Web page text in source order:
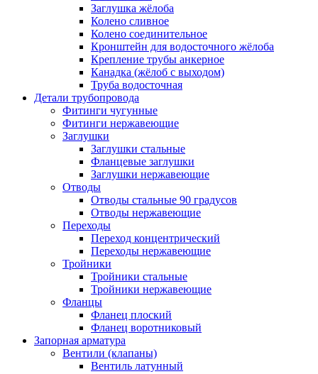
Заглушка жёлоба
Колено сливное
Колено соединительное
Кронштейн для водосточного жёлоба
Крепление трубы анкерное
Канадка (жёлоб с выходом)
Труба водосточная
Детали трубопровода
Фитинги чугунные
Фитинги нержавеющие
Заглушки
Заглушки стальные
Фланцевые заглушки
Заглушки нержавеющие
Отводы
Отводы стальные 90 градусов
Отводы нержавеющие
Переходы
Переход концентрический
Переходы нержавеющие
Тройники
Тройники стальные
Тройники нержавеющие
Фланцы
Фланец плоский
Фланец воротниковый
Запорная арматура
Вентили (клапаны)
Вентиль латунный